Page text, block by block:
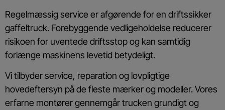
Regelmæssig service er afgørende for en driftssikker
gaffeltruck. Forebyggende vedligeholdelse reducerer
risikoen for uventede driftsstop og kan samtidig
forlænge maskinens levetid betydeligt.
Vi tilbyder service, reparation og lovpligtige
hovedeftersyn på de fleste mærker og modeller. Vores
erfarne montører gennemgår trucken grundigt og